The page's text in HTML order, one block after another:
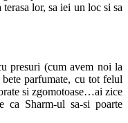
lor, sa iei un loc si sa
presuri (cum avem noi la
parfumate, cu tot felul
si zgomotoase…ai zice
Sharm-ul sa-si poarte